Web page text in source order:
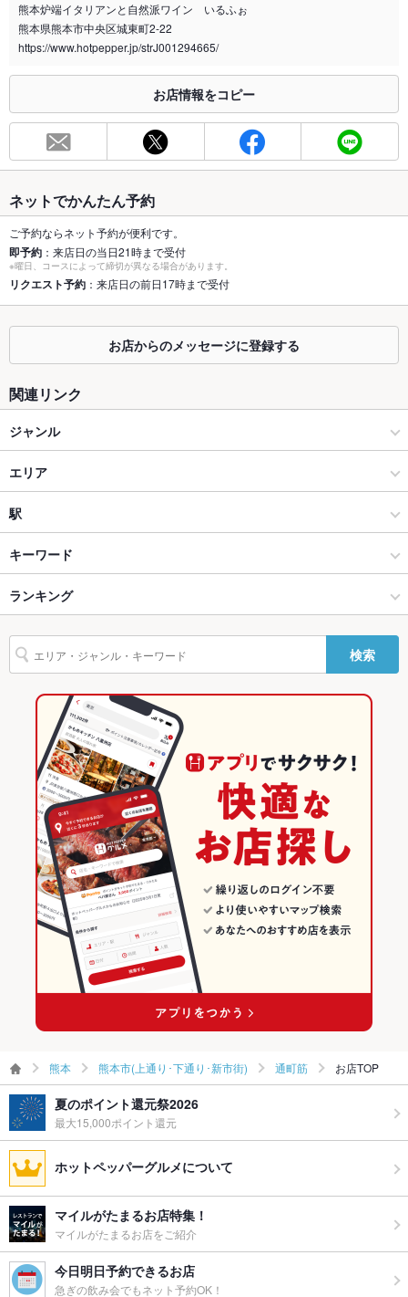
喫煙専用室 なし
※2020年4月1日～受動喫煙対策に関する法律が施行されています。正しい情報はお店へお問い
総席数 20席
最大宴会収
6人
個室 なし
座敷 なし
掘りごたつ なし
カウンター あり
ソファー なし
テラス席
貸切
ください。
設備
Wi-Fi
バリアフリ
ー
駐車場
英語メニュ
ー
その他設備 －
飲み放題 なし
食べ放題 なし
お子様連れ お子様連れ歓迎
ウェディン
グパーティ
ー二次会
－
可
熊本炉端イタリアンと自然派ワイン いるふぉ
熊本県熊本市中央区城東町2-22
https://www.hotpepper.jp/strJ001294665/
お店情報をコピー
ネットでかんたん予約
ご予約ならネット予約が便利です。
即予約 ：来店日の当日21時まで受付
※曜日、コースによって締切が異なる場合があります。
リクエスト予約 ：来店日の前日17時まで受付
お店からのメッセージに登録する
関連リンク
ジャンル
居酒屋
創作
熊本市(上通り･下通り･新市街) × 居酒屋
熊本市(上通り･下通り･新市街) × 創作
通町筋駅 × 居酒屋
通町筋駅 × 創作
イタリアン・フレンチ
イタリアン
熊本市(上通り･下通り･新市街) × イタリアン・フレンチ
熊本市(上通り･下通り･新市街) × イタリアン
通町筋駅 × イタリアン・フレンチ
通町筋駅 × イタリアン
エリア
通町筋
通町筋 × 居酒屋
通町筋 × 創作
通町筋 × イタリアン・フレンチ
通町筋 × イタリアン
熊本 × 居酒屋
熊本 × 創作
熊本 × イタリアン・フレンチ
熊本 × イタリアン
駅
通町筋駅
藤崎宮前駅
キーワード
炉ばた焼き・炙り焼き
ランキング
熊本のグルメランキング
熊本の居酒屋ランキング
熊本市(上通り･下通り･新市街)のグルメランキング
熊本市(上通り･下通り･新市街)の居酒屋ランキング
検索
熊本 熊本市(上通り･下通り･新市街) 通町筋 お店TOP
夏のポイント還元祭2026
最大15,000ポイント還元
ホットペッパーグルメについて
マイルがたまるお店特集！
マイルがたまるお店をご紹介
今日明日予約できるお店
急ぎの飲み会でもネット予約OK！